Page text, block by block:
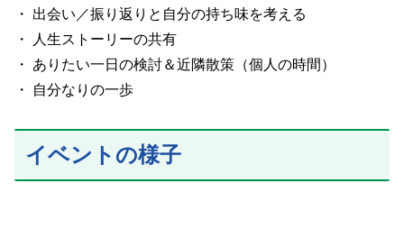
・ 出会い／振り返りと自分の持ち味を考える
・ 人生ストーリーの共有
・ ありたい一日の検討＆近隣散策（個人の時間）
・ 自分なりの一歩
イベントの様子